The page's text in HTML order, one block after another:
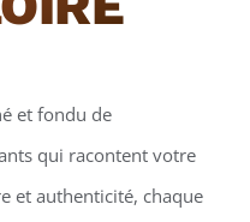
et fondu de
qui racontent votre
et authenticité, chaque